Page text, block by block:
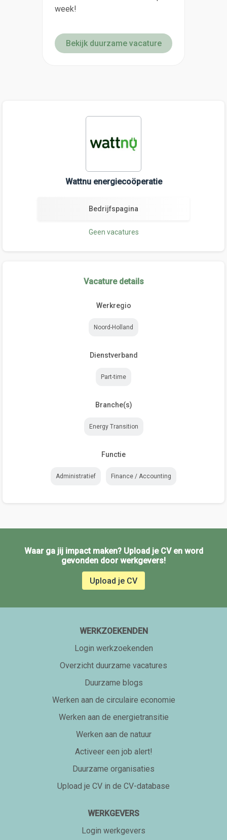
week!
Bekijk duurzame vacature
Wattnu energiecoöperatie
Bedrijfspagina
Geen vacatures
Vacature details
Werkregio
Noord-Holland
Dienstverband
Part-time
Branche(s)
Energy Transition
Functie
Administratief Finance / Accounting
Waar ga jij impact maken? Upload je CV en word
gevonden door werkgevers!
Upload je CV
WERKZOEKENDEN
Login werkzoekenden
Overzicht duurzame vacatures
Duurzame blogs
Werken aan de circulaire economie
Werken aan de energietransitie
Werken aan de natuur
Activeer een job alert!
Duurzame organisaties
Upload je CV in de CV-database
WERKGEVERS
Login werkgevers